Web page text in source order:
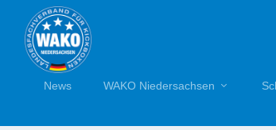
News WAKO Niedersachsen